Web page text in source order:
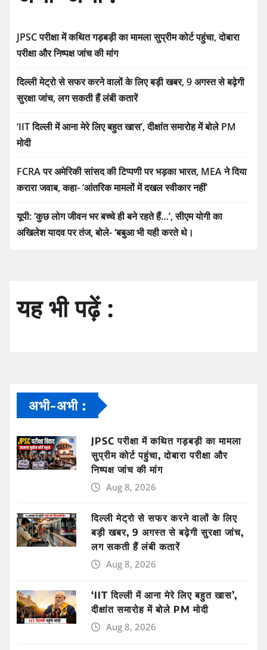
JPSC परीक्षा में कथित गड़बड़ी का मामला सुप्रीम कोर्ट पहुंचा, दोबारा
परीक्षा और निष्पक्ष जांच की मांग
दिल्ली मेट्रो से सफर करने वालों के लिए बड़ी खबर, 9 अगस्त से बढ़ेगी
सुरक्षा जांच, लग सकती हैं लंबी कतारें
‘IIT दिल्ली में आना मेरे लिए बहुत खास’, दीक्षांत समारोह में बोले PM
मोदी
FCRA पर अमेरिकी सांसद की टिप्पणी पर भड़का भारत, MEA ने दिया
करारा जवाब, कहा- ‘आंतरिक मामलों में दखल स्वीकार नहीं’
यूपी: ‘कुछ लोग जीवन भर बच्चे ही बने रहते हैं…’, सीएम योगी का
अखिलेश यादव पर तंज, बोले- ‘बबुआ भी यही करते थे।
यह भी पढ़ें :
अभी-अभी :
JPSC परीक्षा में कथित गड़बड़ी का मामला
सुप्रीम कोर्ट पहुंचा, दोबारा परीक्षा और
निष्पक्ष जांच की मांग
Aug 8, 2026
दिल्ली मेट्रो से सफर करने वालों के लिए
बड़ी खबर, 9 अगस्त से बढ़ेगी सुरक्षा जांच,
लग सकती हैं लंबी कतारें
Aug 8, 2026
‘IIT दिल्ली में आना मेरे लिए बहुत खास’,
दीक्षांत समारोह में बोले PM मोदी
Aug 8, 2026